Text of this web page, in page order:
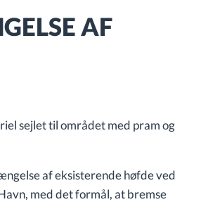
AF
sejlet til området med pram og
af eksisterende høfde ved
med det formål, at bremse